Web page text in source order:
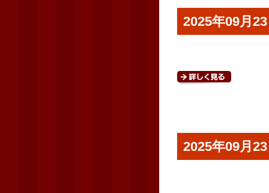
2025年09月
2025年09月